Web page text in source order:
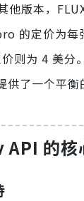
他版本，
的定价为每
则为 4 美分
了一个平衡
的核